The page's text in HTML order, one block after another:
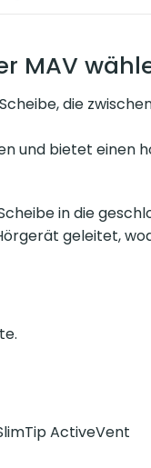
MAV
die
und bietet
in die
geleitet,
ActiveVent